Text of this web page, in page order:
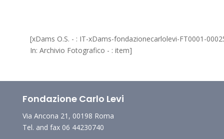
[xDams O.S. - : IT-xDams-fondazionecarlolevi-FT0001-
In: Archivio Fotografico - : item]
Fondazione Carlo Levi
Via Ancona 21, 00198 Roma
Tel. and fax 06 44230740